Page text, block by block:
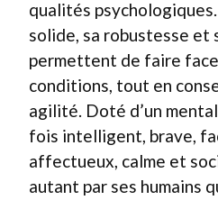
qualités
solide, sa robustesse et
permettent de faire
conditions, tout en
agilité. Doté d’un
fois intelligent, brave,
affectueux, calme et
autant par ses humains